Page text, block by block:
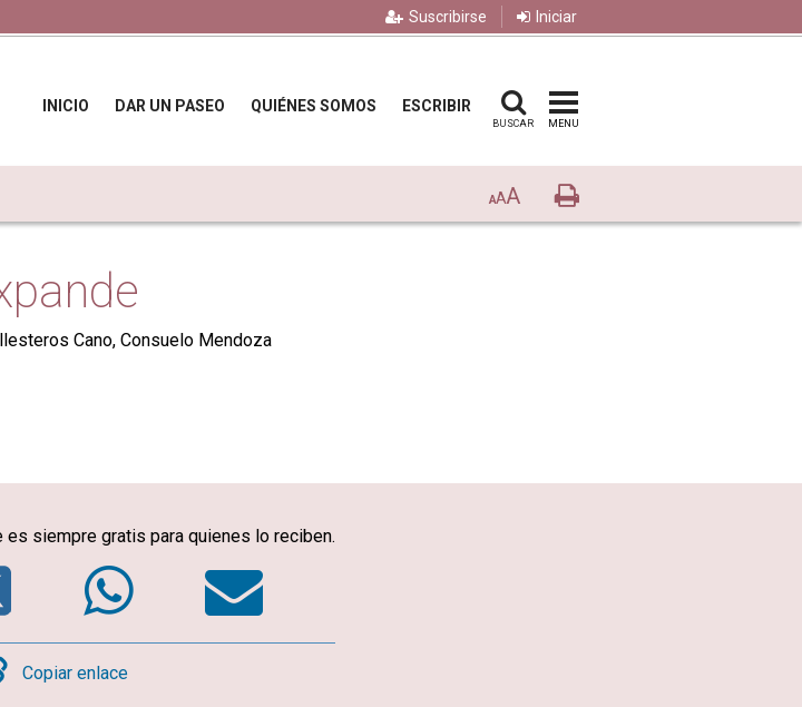
Suscribirse Iniciar
INICIO DAR UN PASEO QUIÉNES SOMOS ESCRIBIR
BUSCAR MENU
AAA Imprimir
Cano, Consuelo Mendoza
es siempre gratis para quienes lo reciben.
TwitterWhatsApp
Email
Copiar enlace